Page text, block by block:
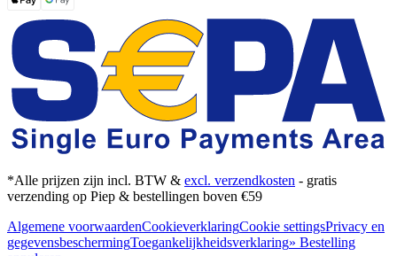
*Alle prijzen zijn incl. BTW & excl. verzendkosten - gratis
verzending op Piep & bestellingen boven €59
Algemene voorwaardenCookieverklaringCookie settingsPrivacy en
gegevensbeschermingToegankelijkheidsverklaring» Bestelling